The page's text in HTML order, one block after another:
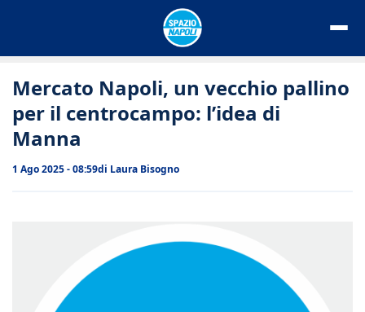
Mercato Napoli, un vecchio pallino
per il centrocampo: l’idea di
Manna
1 Ago 2025 - 08:59di Laura Bisogno